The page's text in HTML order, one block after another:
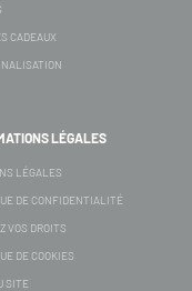
CADEAUX
LÉGALES
LÉGALES
DE CONFIDENTIALITÉ
VOS DROITS
DE COOKIES
SITE